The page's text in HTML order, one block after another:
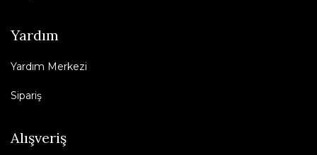
Yardım
Yardım Merkezi
Sipariş
Alışveriş